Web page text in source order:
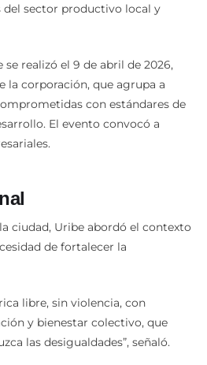
del sector productivo local y
realizó el 9 de abril de 2026,
la corporación, que agrupa a
con estándares de
El evento convocó a
ciudad, Uribe abordó el contexto
de fortalecer la
libre, sin violencia, con
y bienestar colectivo, que
las desigualdades”, señaló.